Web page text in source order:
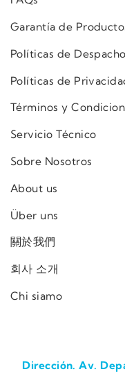
Garantía de
Políticas de Despacho
Políticas de
Términos y
Servicio Técnico
Sobre Nosotros
About us
Über uns
關於我們
회사 소개
Chi siamo
Dirección. Av.